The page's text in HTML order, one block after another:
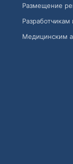
Размещение
Разработчикам
Медицинским